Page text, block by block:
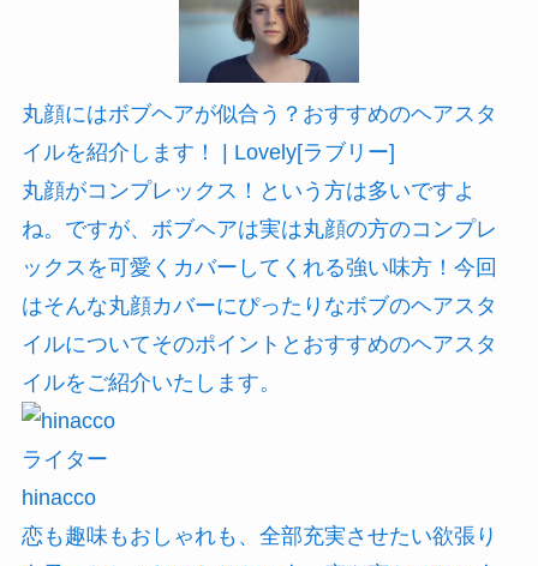
丸顔にはボブヘアが似合う？おすすめのヘアスタ
イルを紹介します！ | Lovely[ラブリー]
丸顔がコンプレックス！という方は多いですよ
ね。ですが、ボブヘアは実は丸顔の方のコンプレ
ックスを可愛くカバーしてくれる強い味方！今回
はそんな丸顔カバーにぴったりなボブのヘアスタ
イルについてそのポイントとおすすめのヘアスタ
イルをご紹介いたします。
ライター
hinacco
恋も趣味もおしゃれも、全部充実させたい欲張り